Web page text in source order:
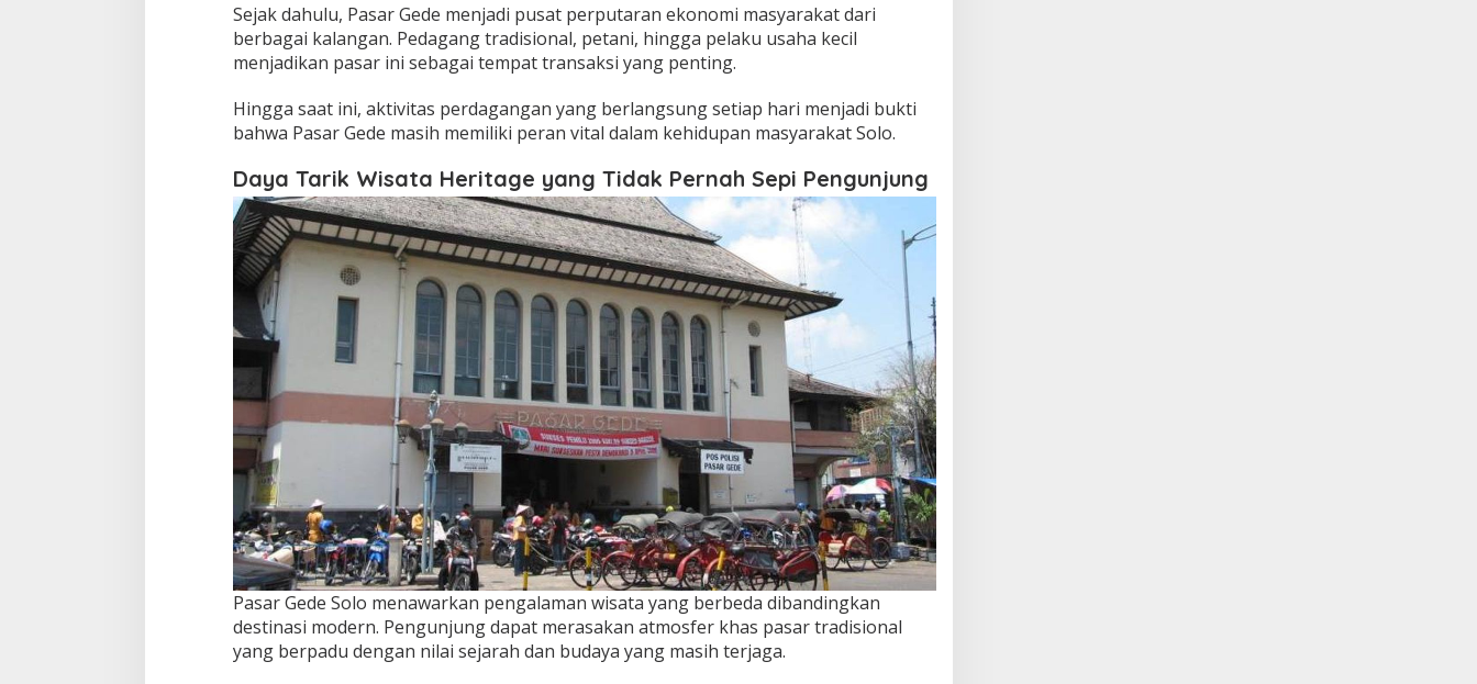
Sejak dahulu, Pasar Gede menjadi pusat perputaran ekonomi masyarakat dari
berbagai kalangan. Pedagang tradisional, petani, hingga pelaku usaha kecil
menjadikan pasar ini sebagai tempat transaksi yang penting.
Hingga saat ini, aktivitas perdagangan yang berlangsung setiap hari menjadi bukti
bahwa Pasar Gede masih memiliki peran vital dalam kehidupan masyarakat Solo.
Daya Tarik Wisata Heritage yang Tidak Pernah Sepi Pengunjung
Pasar Gede Solo menawarkan pengalaman wisata yang berbeda dibandingkan
destinasi modern. Pengunjung dapat merasakan atmosfer khas pasar tradisional
yang berpadu dengan nilai sejarah dan budaya yang masih terjaga.